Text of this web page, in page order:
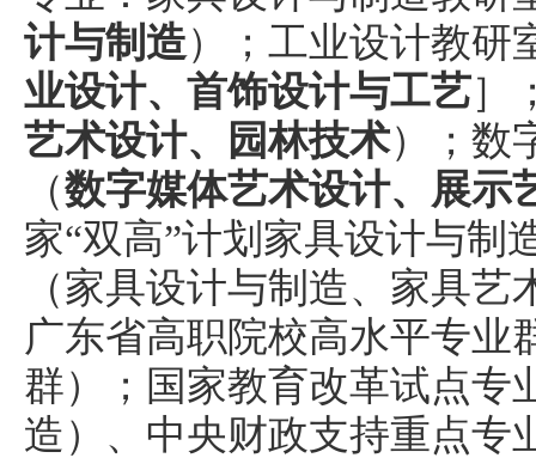
计与制造）；工业设计教研
业设计、首饰设计与工艺］
艺术设计、园林技术）；数
（数字媒体艺术设计、展示
家“双高”计划 家具设计与制
（家具设计与制造、 家具艺
广东省高职院校高水平专业
群）；国家教育改革试点专
造）、中央财政支持重点专